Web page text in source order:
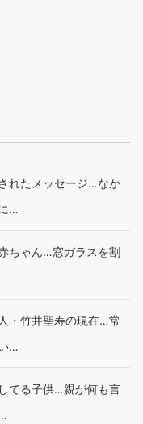
れたメッセージ…なか
…
ちゃん…窓ガラスを割
・竹井聖寿の現在…常
…
てる子供…親が何も言